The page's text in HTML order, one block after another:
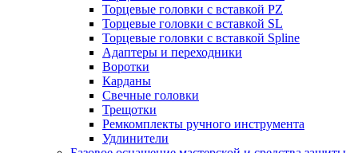
Торцевые головки с вставкой PZ
Торцевые головки с вставкой SL
Торцевые головки с вставкой Spline
Адаптеры и переходники
Воротки
Карданы
Свечные головки
Трещотки
Ремкомплекты ручного инструмента
Удлинители